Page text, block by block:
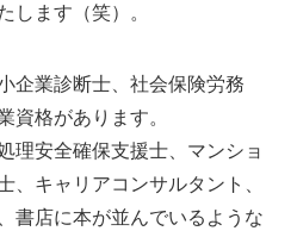
します（笑）。
企業診断士、社会保険労務
資格があります。
理安全確保支援士、マンショ
、キャリアコンサルタント、
書店に本が並んでいるような